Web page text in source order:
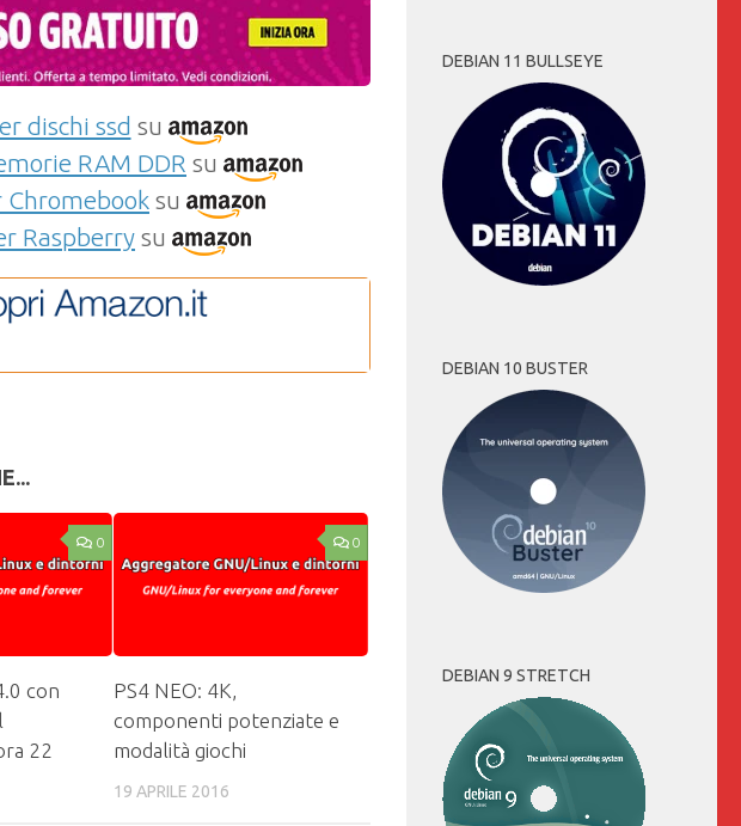
dischi ssd su
RAM DDR su
su
Raspberry su
0
con
22
0
PS4 NEO: 4K,
componenti potenziate e
modalità giochi
19 APRILE 2016
DEBIAN 11 BULLSEYE
DEBIAN 10 BUSTER
DEBIAN 9 STRETCH